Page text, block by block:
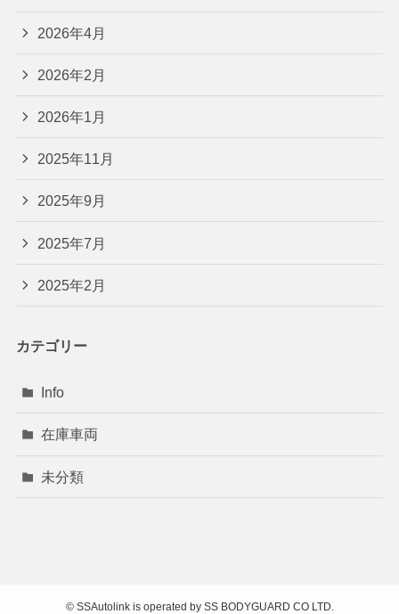
2026年4月
2026年2月
2026年1月
2025年11月
2025年9月
2025年7月
2025年2月
カテゴリー
Info
在庫車両
未分類
©SSAutolink is operated by SS BODYGUARD CO LTD.